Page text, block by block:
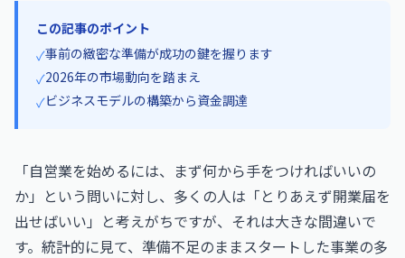
この記事のポイント
✓事前の緻密な準備が成功の鍵を握ります
✓2026年の市場動向を踏まえ
✓ビジネスモデルの構築から資金調達
「自営業を始めるには、まず何から手をつければいいの
か」という問いに対し、多くの人は「とりあえず開業届を
出せばいい」と考えがちですが、それは大きな間違いで
す。統計的に見て、準備不足のままスタートした事業の多